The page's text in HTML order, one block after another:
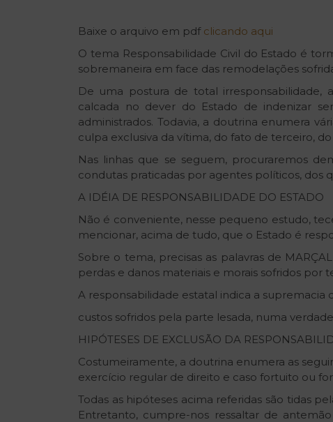
Baixe o arquivo em pdf clicando aqui
O tema Responsabilidade Civil do Estado é
sobremaneira em face das remodelações
De uma postura de total irresponsabilidade,
calcada no dever do Estado de indenizar
administrados. Todavia, a doutrina enumera
culpa exclusiva da vítima, do fato de terceiro,
Nas linhas que se seguem, procuraremos
condutas praticadas por agentes políticos, dos
A IDÉIA DE RESPONSABILIDADE DO ESTADO
Não é conveniente, nesse pequeno estudo,
mencionar, acima de tudo, que o Estado é
Sobre o tema, precisas as palavras de
perdas e danos materiais e morais sofridos por
A responsabilidade estatal indica a supremacia
custos sofridos pela parte lesada, numa
HIPÓTESES DE EXCLUSÃO DA
Costumeiramente, a doutrina enumera as
exercício regular de direito e caso fortuito ou
Todas as hipóteses acima referidas são tidas
Entretanto, cumpre-nos ressaltar de